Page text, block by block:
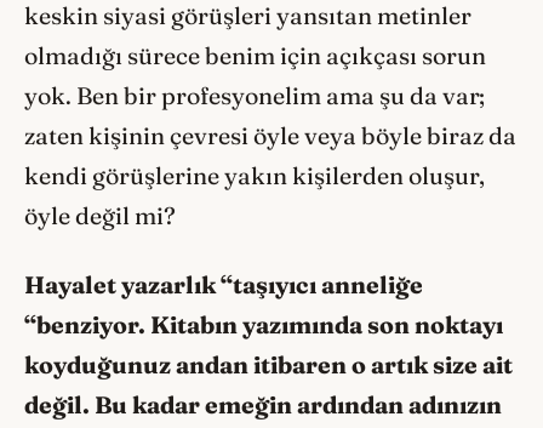
keskin siyasi görüşleri yansıtan metinler
olmadığı sürece benim için açıkçası sorun
yok. Ben bir profesyonelim ama şu da var;
zaten kişinin çevresi öyle veya böyle biraz da
kendi görüşlerine yakın kişilerden oluşur,
öyle değil mi?
Hayalet yazarlık “taşıyıcı anneliğe
“benziyor. Kitabın yazımında son noktayı
koyduğunuz andan itibaren o artık size ait
değil. Bu kadar emeğin ardından adınızın